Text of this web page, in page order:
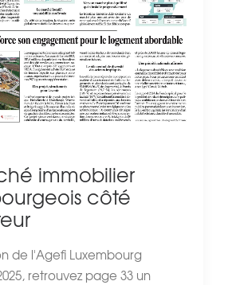
immobilier
côté
de l'Agefi Luxembourg
retrouvez page 33 un